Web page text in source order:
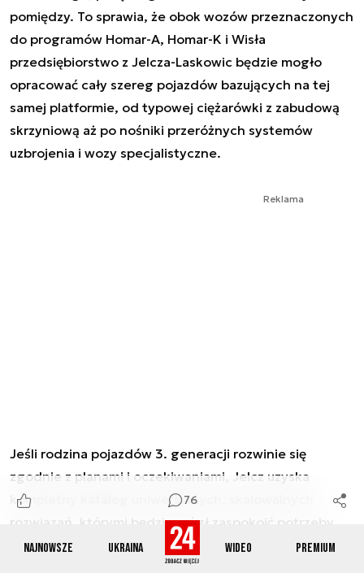
Najnowsze Ukraina Wideo Premium
76
pomiędzy. To sprawia, że obok wozów przeznaczonych
do programów Homar-A, Homar-K i Wisła
przedsiębiorstwo z Jelcza-Laskowic będzie mogło
opracować cały szereg pojazdów bazujących na tej
samej platformie, od typowej ciężarówki z zabudową
skrzyniową aż po nośniki przeróżnych systemów
uzbrojenia i wozy specjalistyczne.
Reklama
Jeśli rodzina pojazdów 3. generacji rozwinie się
zgodnie z planami i oczekiwaniami, Jelcz uzyska
kompletny katalog uniwersalnych, skalowalnych
rozwiązań, którymi będzie mógł zaspokoić potrzeby
wojska w długim terminie. Przyjęta architektura
pozwala sądzić, że mamy do czynienia z pojazdami o